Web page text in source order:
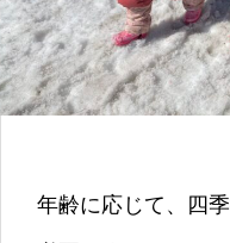
年齢に応じて、四